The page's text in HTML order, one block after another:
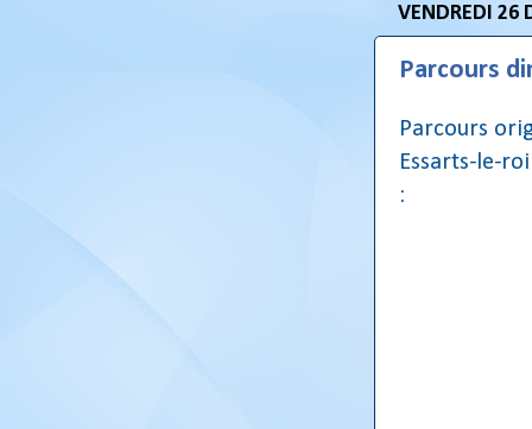
VENDREDI 26
Parcours
Parcours
Essarts-le-
: